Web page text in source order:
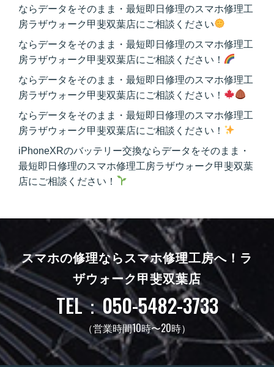
ならデータをそのまま・最短即日修理のスマホ修理工
房ラザウォーク甲斐双葉店にご相談ください
ならデータをそのまま・最短即日修理のスマホ修理工
房ラザウォーク甲斐双葉店にご相談ください！
ならデータをそのまま・最短即日修理のスマホ修理工
房ラザウォーク甲斐双葉店にご相談ください！
ならデータをそのまま・最短即日修理のスマホ修理工
房ラザウォーク甲斐双葉店にご相談ください！
iPhoneXRのバッテリー交換ならデータをそのまま・
最短即日修理のスマホ修理工房ラザウォーク甲斐双葉
店にご相談ください！
スマホの修理ならスマホ修理工房へ！ ラ
ザウォーク甲斐双葉店
TEL：050-5482-3733
（営業時間10時〜20時）